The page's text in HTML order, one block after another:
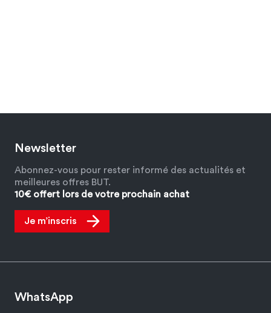
Newsletter
Abonnez-vous pour rester informé des actualités et
meilleures offres BUT.
10€ offert lors de votre prochain achat
Je m’inscris
WhatsApp